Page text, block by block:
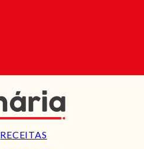
RECEITAS